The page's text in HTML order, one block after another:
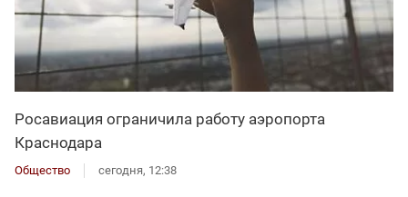
Росавиация ограничила работу аэропорта
Краснодара
Общество сегодня, 12:38